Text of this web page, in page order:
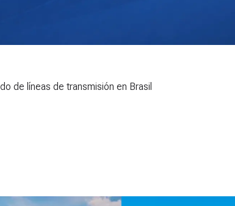
de líneas de transmisión en Brasil